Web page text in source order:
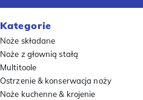
Kategorie
Noże składane
Noże z głownią stałą
Multitoole
Ostrzenie & konserwacja noży
Noże kuchenne & krojenie